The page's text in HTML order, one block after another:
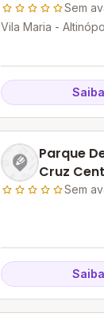
Sem
Vila Maria -
Parque
Cruz
Sem